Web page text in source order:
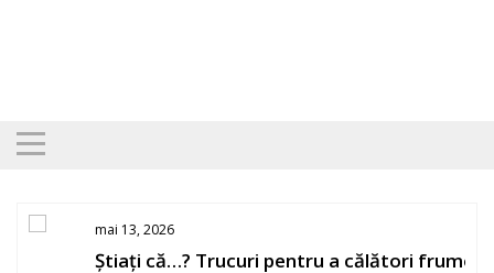
mai 13, 2026
Știați că…? Trucuri pentru a călători frumos